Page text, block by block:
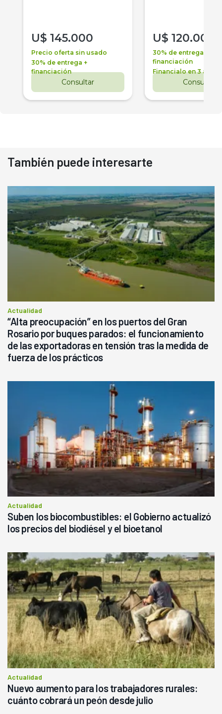
U$ 145.000
Precio oferta sin usado
30% de entrega +
financiación
Consultar
U$ 120.000
30% de entrega +
financiación
Financialo en 3 años
Consultar
También puede interesarte
Actualidad
“Alta preocupación” en los puertos del Gran
Rosario por buques parados: el funcionamiento
de las exportadoras en tensión tras la medida de
fuerza de los prácticos
Actualidad
Suben los biocombustibles: el Gobierno actualizó
los precios del biodiésel y el bioetanol
Actualidad
Nuevo aumento para los trabajadores rurales:
cuánto cobrará un peón desde julio